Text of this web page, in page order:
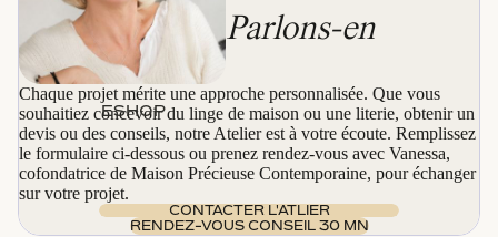
ESHOP
Parlons-en
Chaque projet mérite une approche personnalisée. Que vous
souhaitiez concevoir du linge de maison ou une literie, obtenir un
devis ou des conseils, notre Atelier est à votre écoute. Remplissez
le formulaire ci-dessous ou prenez rendez-vous avec Vanessa,
cofondatrice de Maison Précieuse Contemporaine, pour échanger
sur votre projet.
CONTACTER L'ATLIER
RENDEZ-VOUS CONSEIL 30 MN